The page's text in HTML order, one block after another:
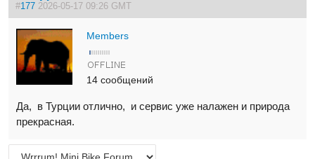
#177 2026-05-17 09:26 GMT
Members
14 сообщений
Да, в Турции отлично, и сервис уже налажен и природа
прекрасная.